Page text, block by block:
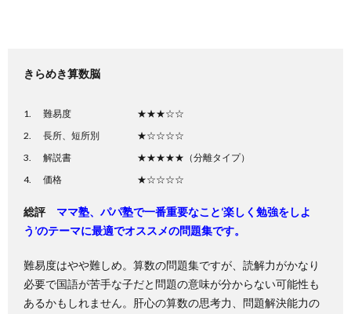
きらめき算数脳
難易度 ★★★☆☆
長所、短所別 ★☆☆☆☆
解説書 ★★★★★（分離タイプ）
価格 ★☆☆☆☆
総評 ママ塾、パパ塾で一番重要なこと‘楽しく勉強をしよ
う’のテーマに最適でオススメの問題集です。
難易度はやや難しめ。算数の問題集ですが、読解力がかなり
必要で国語が苦手な子だと問題の意味が分からない可能性も
あるかもしれません。肝心の算数の思考力、問題解決能力の